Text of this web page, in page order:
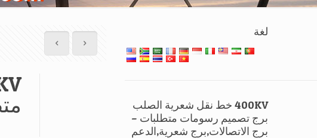
لغة
400KV خط نقل شعرية الصلب
برج تصميم رسومات متطلبات –
برج الاتصالات,برج شعرية,الدعم